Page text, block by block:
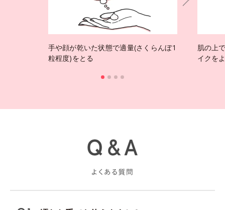
手や顔が乾いた状態で適量(さくらんぼ1
粒程度)をとる
肌の上
イクを